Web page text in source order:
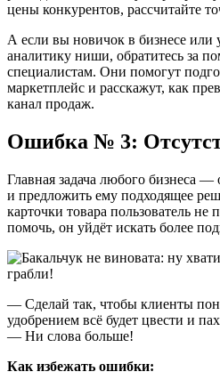
цены конкурентов, рассчитайте
А если вы новичок в бизнесе или
аналитику ниши, обратитесь за
специалистам. Они помогут
маркетплейс и расскажут, как
канал продаж.
Ошибка № 3:
Главная задача любого бизнеса —
и предложить ему подходящее
карточки товара пользователь
помочь, он уйдёт искать более
— Сделай так, чтобы клиенты
удобрением всё будет цвести и
— Ни слова больше!
Как избежать ошибки: